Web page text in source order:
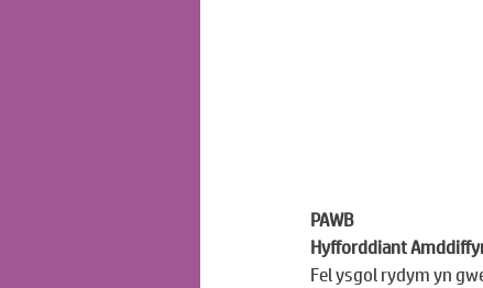
PAWB
Hyfforddiant
Fel ysgol rydym yn